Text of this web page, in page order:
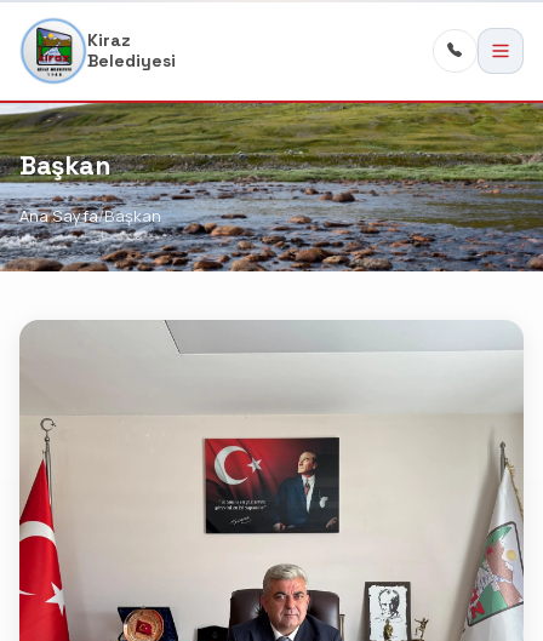
Kiraz
Belediyesi
Başkan
Ana Sayfa Başkan